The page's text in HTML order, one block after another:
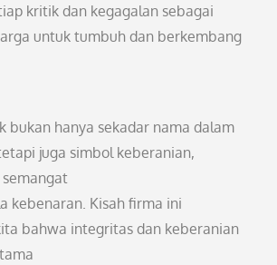
kritik dan kegagalan sebagai
untuk tumbuh dan berkembang
bukan hanya sekadar nama dalam
juga simbol keberanian,
kebenaran. Kisah firma ini
bahwa integritas dan keberanian